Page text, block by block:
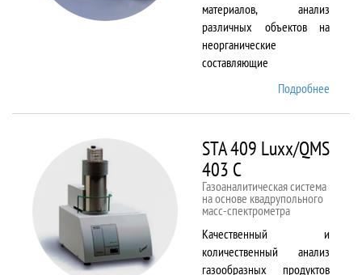
материалов, анализ
различных объектов на
неорганические
составляющие
Подробнее
STA 409 Luxx/QMS
403 C
Газоаналитическая система
на основе квадрупольного
масс-спектрометра
Качественный и
количественный анализ
газообразных продуктов